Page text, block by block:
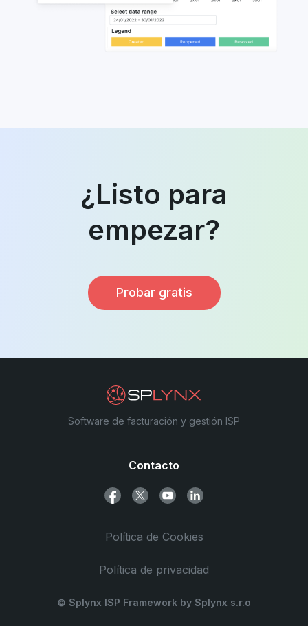
¿Listo para
empezar?
Probar gratis
Software de facturación y gestión ISP
Contacto
© Splynx ISP Framework by Splynx s.r.o
Política de Cookies
Política de privacidad